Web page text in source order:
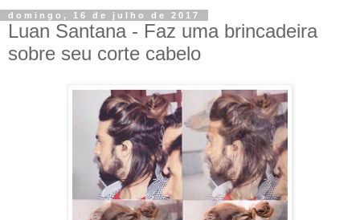
domingo, 16 de julho de 2017
Luan Santana - Faz uma brincadeira
sobre seu corte cabelo